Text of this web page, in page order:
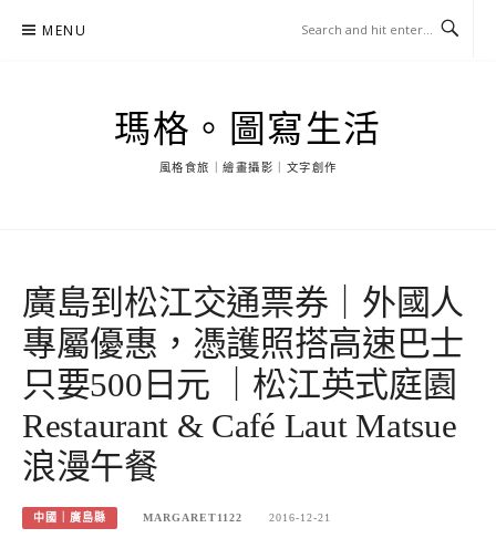
MENU
瑪格。圖寫生活
風格食旅｜繪畫攝影｜文字創作
廣島到松江交通票券｜外國人
專屬優惠，憑護照搭高速巴士
只要500日元 ｜松江英式庭園
Restaurant & Café Laut Matsue
浪漫午餐
中國｜廣島縣 MARGARET1122 2016-12-21